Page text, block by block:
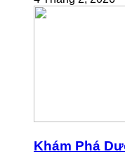
Khám Phá